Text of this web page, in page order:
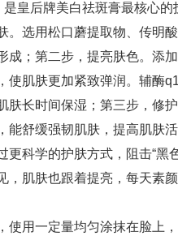
是皇后牌美白祛斑膏最核心的
。选用松口蘑提取物、传明
成；第二步，提亮肤色。添
使肌肤更加紧致弹润。辅酶
肤长时间保湿；第三步，修
能舒缓强韧肌肤，提高肌肤活
更科学的护肤方式，阻击“黑
，肌肤也跟着提亮，每天素颜
使用一定量均匀涂抹在脸上